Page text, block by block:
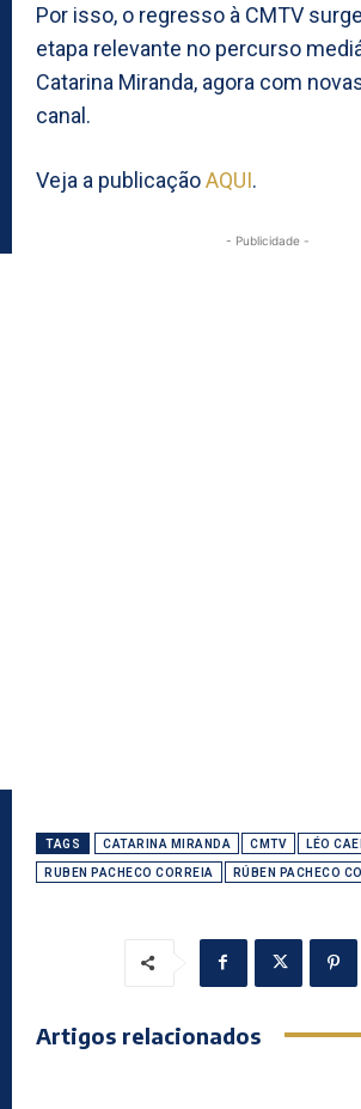
Por isso, o regresso à CMTV
etapa relevante no percurso
Catarina Miranda, agora com
canal.
Veja a publicaçãoAQUI.
- Publicidade -
TAGS CATARINA MIRANDA CMTV LÉO
RUBEN PACHECO CORREIA RÚBEN PACHECO
Artigos relacionados